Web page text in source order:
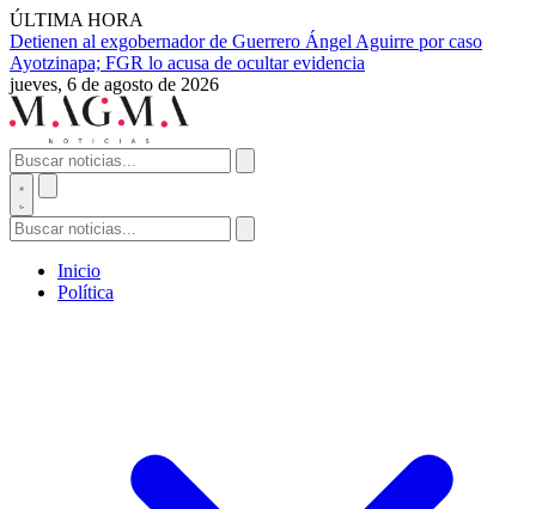
ÚLTIMA HORA
Detienen al exgobernador de Guerrero Ángel Aguirre por caso
Ayotzinapa; FGR lo acusa de ocultar evidencia
jueves, 6 de agosto de 2026
Inicio
Política